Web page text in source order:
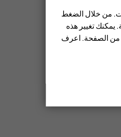
من خلال الضغط
يمكنك تغيير هذه
من الصفحة. اعرف